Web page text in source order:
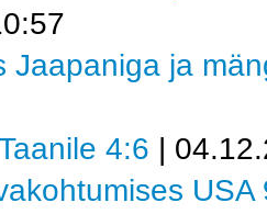
Jaapaniga ja
4:6 |
USA